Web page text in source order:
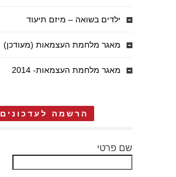
ילדים בשואה – מיזם תיעוד
מאגר מלחמת העצמאות (מעודכן)
מאגר מלחמת העצמאות- 2014
הרשמה לעדכונים
שם פרטי